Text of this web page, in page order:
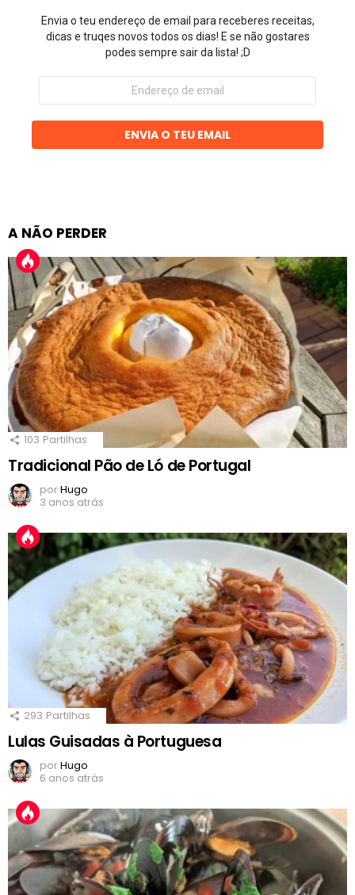
Envia o teu endereço de email para receberes receitas,
dicas e truqes novos todos os dias! E se não gostares
podes sempre sair da lista! ;D
Endereço
email
ENVIA O TEU EMAIL
A NÃO PERDER
103 Partilhas
Tradicional Pão de Ló de Portugal
porHugo
3 anos atrás
293 Partilhas
Lulas Guisadas à Portuguesa
porHugo
6 anos atrás